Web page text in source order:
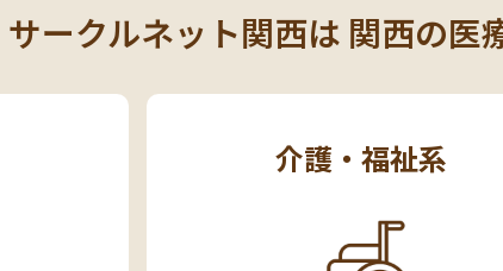
サークルネット関西は 関西の医
介護・福祉系